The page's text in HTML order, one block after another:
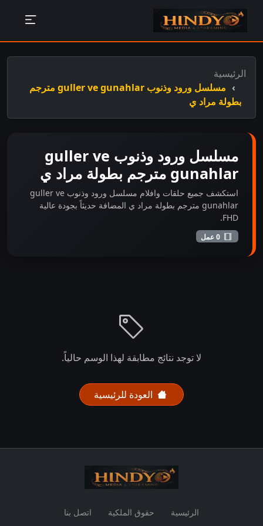
الرئيسية
مسلسل ورود وذنوب guller ve gunahlar مترجم
بطولة مراد ي
مسلسل ورود وذنوب guller ve
gunahlar مترجم بطولة مراد ي
استكشف جميع حلقات وافلام مسلسل ورود وذنوب guller ve
gunahlar مترجم بطولة مراد ي المضافة حديثاً بجودة عالية
FHD.
لا توجد نتائج مطابقة لهذا الوسم حالياً.
العودة للرئيسية
الرئيسية حقوق الملكية اتصل بنا